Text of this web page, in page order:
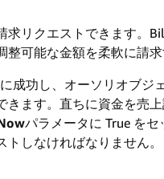
リクエストできます。
可能な金額を柔軟に請求
成功し、オーソリオブジ
ます。直ちに資金を売上
パラメータに True をセ
しなければなりません。